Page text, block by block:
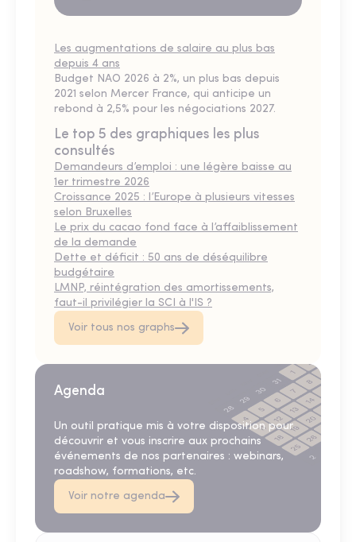
Les augmentations de salaire au plus bas
depuis 4 ans
Budget NAO 2026 à 2%, un plus bas depuis
2021 selon Mercer France, qui anticipe un
rebond à 2,5% pour les négociations 2027.
Le top 5 des graphiques les plus
consultés
Demandeurs d’emploi : une légère baisse au
1er trimestre 2026
Croissance 2025 : l’Europe à plusieurs vitesses
selon Bruxelles
Le prix du cacao fond face à l’affaiblissement
de la demande
Dette et déficit : 50 ans de déséquilibre
budgétaire
LMNP, réintégration des amortissements,
faut-il privilégier la SCI à l'IS ?
Voir tous nos graphs
Agenda
Un outil pratique mis à votre disposition pour
découvrir et vous inscrire aux prochains
événements de nos partenaires : webinars,
roadshow, formations, etc.
Voir notre agenda